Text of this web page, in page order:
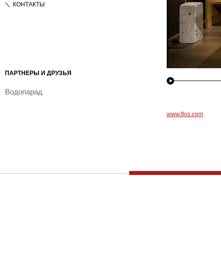
КОНТАКТЫ
ПАРТНЕРЫ И ДРУЗЬЯ
Водопарад
www.flos.com